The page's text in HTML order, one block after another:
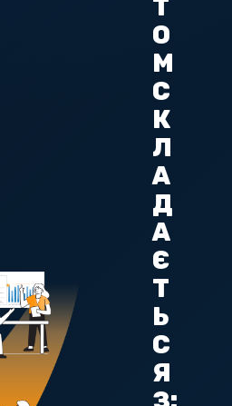
Т
О
М
С
К
Л
А
Д
А
Є
Т
Ь
С
Я